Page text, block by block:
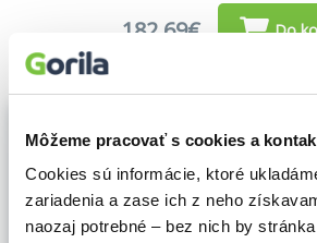
Môžeme pracovať s cookies a
Cookies sú informácie, ktoré
zariadenia a zase ich z neho
naozaj potrebné – bez nich by
182,69€ Do
Kojoharu Gotóge,
Tandžiró s ostatními
hoře, kde se pustili
rodinou pavoučích
otráven pavoučím